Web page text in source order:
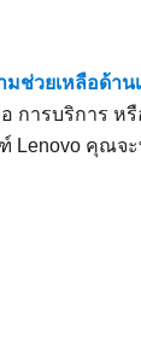
มช่วยเหลือด้าน
การบริการ ห
Lenovo คุณจ